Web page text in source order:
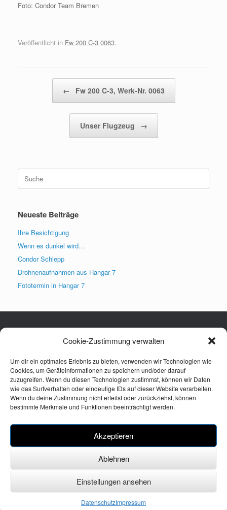
Cookie-Zustimmung verwalten
Um dir ein optimales Erlebnis zu bieten, verwenden wir Technologien wie
Cookies, um Geräteinformationen zu speichern und/oder darauf
zuzugreifen. Wenn du diesen Technologien zustimmst, können wir Daten
wie das Surfverhalten oder eindeutige IDs auf dieser Website verarbeiten.
Wenn du deine Zustimmung nicht erteilst oder zurückziehst, können
bestimmte Merkmale und Funktionen beeinträchtigt werden.
Akzeptieren
Ablehnen
Einstellungen ansehen
DatenschutzImpressum
Foto: Condor Team Bremen
Veröffentlicht in Fw 200 C-3 0063.
← Fw 200 C-3, Werk-Nr. 0063
Unser Flugzeug →
Suche
nach:
Neueste Beiträge
Ihre Besichtigung
Wenn es dunkel wird…
Condor Schlepp
Drohnenaufnahmen aus Hangar 7
Fototermin in Hangar 7
Disclaimer
Meta
Ein Theme vonSiteOrigin